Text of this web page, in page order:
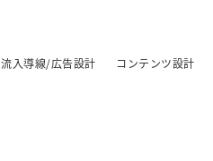
流入導線/広告設計 コンテンツ設計